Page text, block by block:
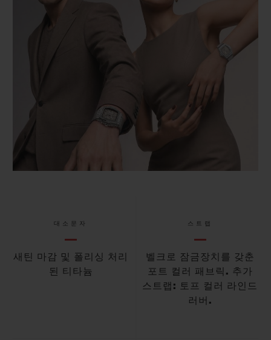
대소문자
새틴 마감 및 폴리싱 처리
된 티타늄
스트랩
벨크로 잠금장치를 갖춘
포트 컬러 패브릭. 추가
스트랩: 토프 컬러 라인드
러버.